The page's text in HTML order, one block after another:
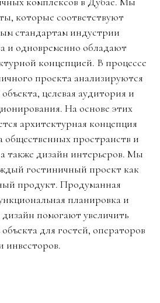
которые соответствуют
стандартам индустрии
и одновременно обладают
концепцией. В процессе
проекта анализируются
целевая аудитория и
На основе этих
архитектурная концепция
общественных пространств и
также дизайн интерьеров. Мы
гостиничный проект как
продукт. Продуманная
планировка и
помогают увеличить
для гостей, операторов
инвесторов.